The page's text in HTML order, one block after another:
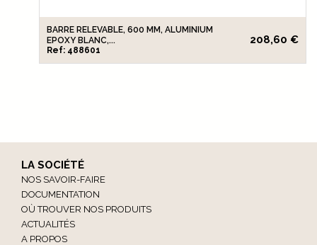
BARRE RELEVABLE, 600 MM, ALUMINIUM
EPOXY BLANC,...
Ref: 488601
208,60 €
LA SOCIÉTÉ
NOS SAVOIR-FAIRE
DOCUMENTATION
OÙ TROUVER NOS PRODUITS
ACTUALITÉS
A PROPOS